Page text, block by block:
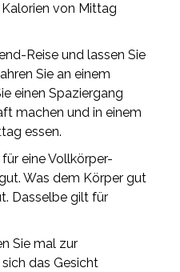
von Mittag
Reise und lassen Sie
Sie an einem
einen Spaziergang
machen und in einem
essen.
eine Vollkörper-
Was dem Körper gut
Dasselbe gilt für
Sie mal zur
das Gesicht